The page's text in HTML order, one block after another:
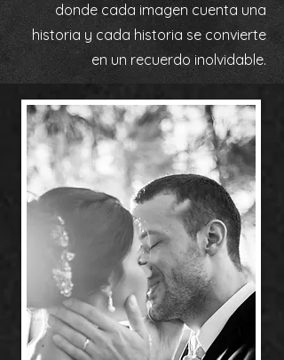
donde cada imagen cuenta una
historia y cada historia se convierte
en un recuerdo inolvidable.